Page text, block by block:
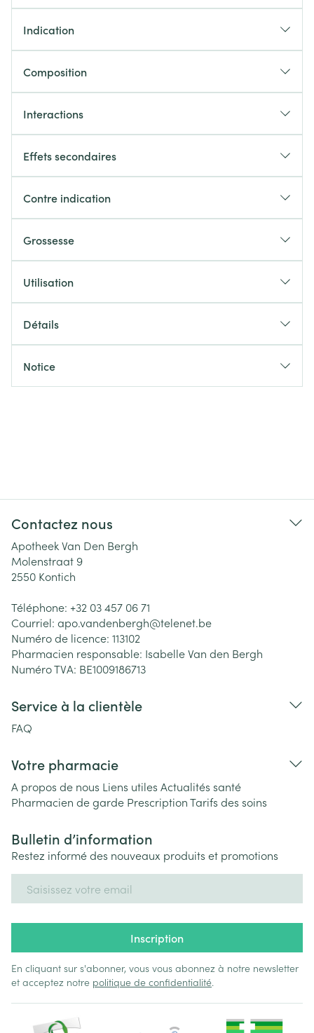
Indication
Composition
Interactions
Effets secondaires
Contre indication
Grossesse
Utilisation
Détails
Notice
Contactez nous
Apotheek Van Den Bergh
Molenstraat 9
2550 Kontich
Téléphone: +32 03 457 06 71
Courriel: apo.vandenbergh@telenet.be
Numéro de licence: 113102
Pharmacien responsable: Isabelle Van den Bergh
Numéro TVA: BE1009186713
Service à la clientèle
FAQ
Votre pharmacie
A propos de nous Liens utiles Actualités santé
Pharmacien de garde PrescriptionTarifs des soins
Bulletin d’information
Restez informé des nouveaux produits et promotions
Inscription
En cliquant sur s'abonner, vous vous abonnez à notre newsletter
et acceptez notre politique de confidentialité.